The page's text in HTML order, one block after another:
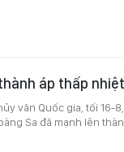
áp thấp
văn Quốc gia, tối 16-
Sa đã mạnh lên